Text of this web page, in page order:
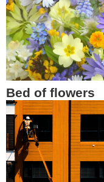
Bed of flowers